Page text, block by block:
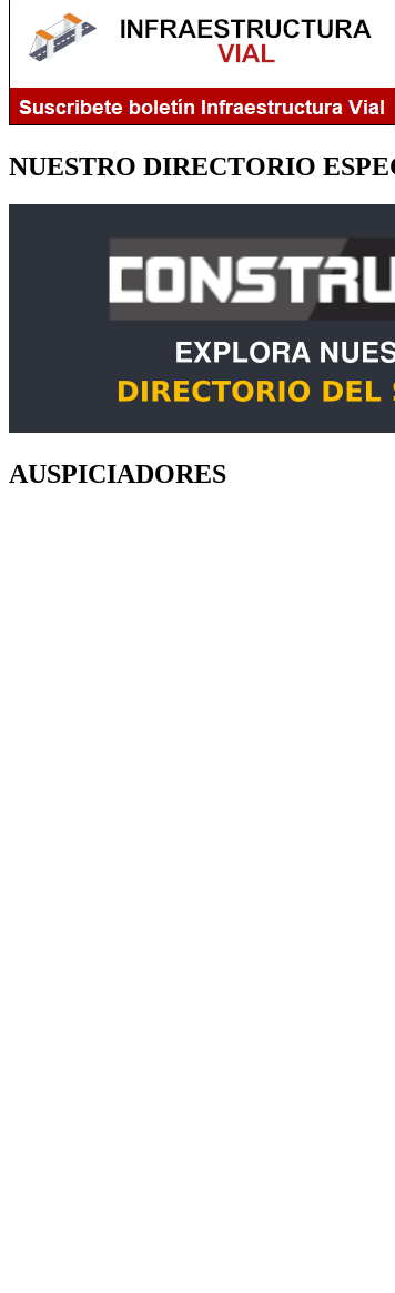
NUESTRO DIRECTORIO
AUSPICIADORES